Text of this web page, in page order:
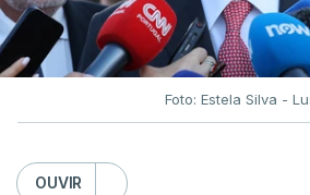
Foto: Estela Silva -
OUVIR